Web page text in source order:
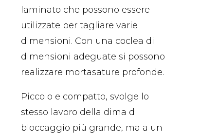
laminato che possono essere
utilizzate per tagliare varie
dimensioni. Con una coclea di
dimensioni adeguate si possono
realizzare mortasature profonde.
Piccolo e compatto, svolge lo
stesso lavoro della dima di
bloccaggio più grande, ma a un